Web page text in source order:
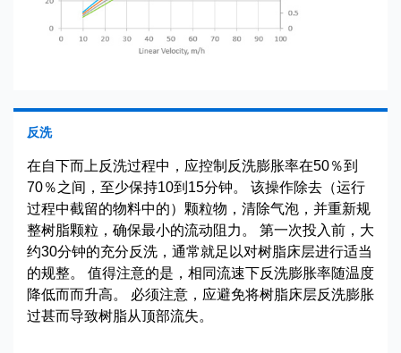
反洗
在自下而上反洗过程中，应控制反洗膨胀率在50％到
70％之间，至少保持10到15分钟。 该操作除去（运行
过程中截留的物料中的）颗粒物，清除气泡，并重新规
整树脂颗粒，确保最小的流动阻力。 第一次投入前，大
约30分钟的充分反洗，通常就足以对树脂床层进行适当
的规整。 值得注意的是，相同流速下反洗膨胀率随温度
降低而而升高。 必须注意，应避免将树脂床层反洗膨胀
过甚而导致树脂从顶部流失。